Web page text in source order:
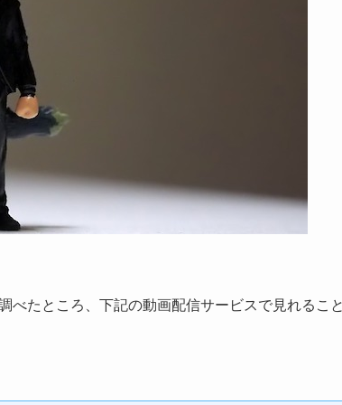
べたところ、下記の動画配信サービスで見れるこ